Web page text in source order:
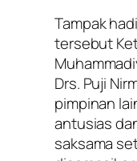
Tampak
tersebut
Drs. Puji
pimpinan
antusias
saksama